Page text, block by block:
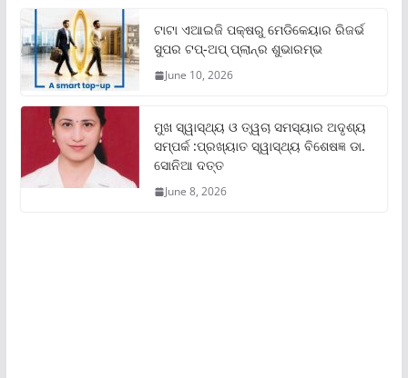
ଟାଟା ଏଆଇଜି ପକ୍ଷରୁ ମେଡିକେୟାର ରିଜର୍ଭ
ସୁପର ଟପ୍‌-ଅପ୍ ପ୍ଲାନ୍‌ର ଶୁଭାରମ୍ଭ
June 10, 2026
ମୁଖ ସ୍ୱାସ୍ଥ୍ୟ ଓ ତ୍ୱଚା ସମସ୍ୟାର ଅଦୃଶ୍ୟ
ସମ୍ପର୍କ :ପ୍ରଖ୍ୟାତ ସ୍ୱାସ୍ଥ୍ୟ ବିଶେଷଜ୍ଞ ଡା.
ସୋନିଆ ଦତ୍ତ
June 8, 2026